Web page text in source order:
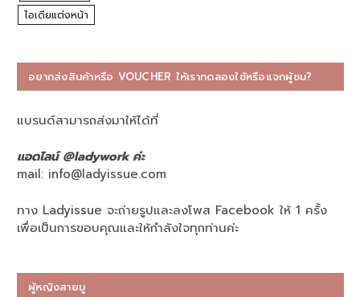
ไอเดียแต่งหน้า
อยากส่งสินค้าหรือ VOUCHER ให้เราทดลองใช้หรือแจกผู้ชม?
แบรนด์สามารถส่งมาให้ได้ที่
แอดไลน์ @ladywork ค่ะ
mail: info@ladyissue.com
ทาง Ladyissue จะถ่ายรูปและลงโพส Facebook ให้ 1 ครั้ง
เพื่อเป็นการขอบคุณและให้กำลังใจทุกท่านค่ะ
ผู้หญิงสายมู